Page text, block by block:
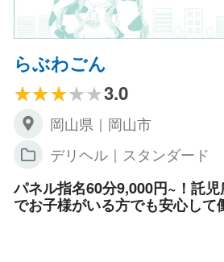
らぶわごん
3.0
岡山県｜岡山市
デリヘル｜スタンダード
パネル指名60分9,000円~！託
でお子様がいる方でも安心して